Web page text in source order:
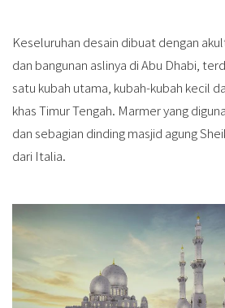
Keseluruhan desain dibuat dengan
dan bangunan aslinya di Abu Dhabi,
satu kubah utama, kubah-kubah kecil
khas Timur Tengah. Marmer yang
dan sebagian dinding masjid agung
dari Italia.